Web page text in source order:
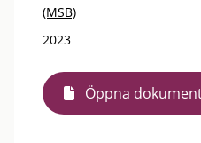
(MSB)
2023
Öppna